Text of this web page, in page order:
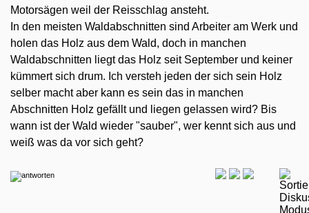
Motorsägen weil der Reisschlag ansteht.
In den meisten Waldabschnitten sind Arbeiter am Werk und
holen das Holz aus dem Wald, doch in manchen
Waldabschnitten liegt das Holz seit September und keiner
kümmert sich drum. Ich versteh jeden der sich sein Holz
selber macht aber kann es sein das in manchen
Abschnitten Holz gefällt und liegen gelassen wird? Bis
wann ist der Wald wieder "sauber", wer kennt sich aus und
weiß was da vor sich geht?